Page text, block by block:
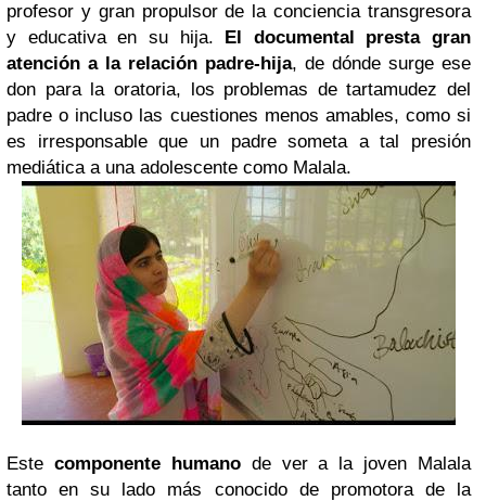
profesor y gran propulsor de la conciencia transgresora
y educativa en su hija. El documental presta gran
atención a la relación padre-hija, de dónde surge ese
don para la oratoria, los problemas de tartamudez del
padre o incluso las cuestiones menos amables, como si
es irresponsable que un padre someta a tal presión
mediática a una adolescente como Malala.
Este componente humanode ver a la joven Malala
tanto en su lado más conocido de promotora de la